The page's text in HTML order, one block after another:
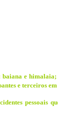
e
e terceiros